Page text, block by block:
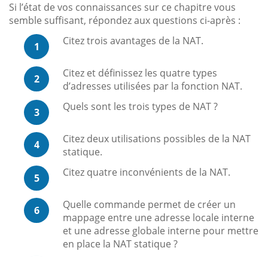
Si l’état de vos connaissances sur ce chapitre vous
semble suffisant, répondez aux questions ci-après :
1
Citez trois avantages de la NAT.
2
Citez et définissez les quatre types
d’adresses utilisées par la fonction NAT.
3
Quels sont les trois types de NAT ?
4
Citez deux utilisations possibles de la NAT
statique.
5
Citez quatre inconvénients de la NAT.
6
Quelle commande permet de créer un
mappage entre une adresse locale interne
et une adresse globale interne pour mettre
en place la NAT statique ?